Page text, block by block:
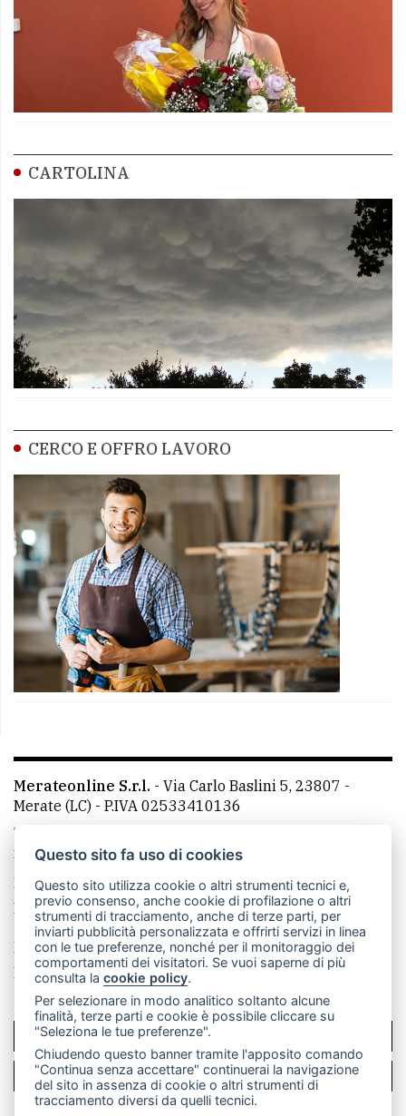
CARTOLINA
CERCO E OFFRO LAVORO
Merateonline S.r.l. - Via Carlo Baslini 5, 23807 -
Merate (LC) - P.IVA 02533410136
Telefono:
mail: redazione@merateonline.it
La redazione
CasateOnline LeccoOnline
RSS
Made by VIP
Privacy policy
Cookie policy
Rivedi le tue scelte sui cookie
SCRIVICI
PER LA TUA PUBBLICITÀ
Questo sito fa uso di cookies
Questo sito utilizza cookie o altri strumenti tecnici e,
previo consenso, anche cookie di profilazione o altri
strumenti di tracciamento, anche di terze parti, per
inviarti pubblicità personalizzata e offrirti servizi in linea
con le tue preferenze, nonché per il monitoraggio dei
comportamenti dei visitatori. Se vuoi saperne di più
consulta lacookie policy.
Per selezionare in modo analitico soltanto alcune
finalità, terze parti e cookie è possibile cliccare su
"Seleziona le tue preferenze".
Chiudendo questo banner tramite l'apposito comando
"Continua senza accettare" continuerai la navigazione
del sito in assenza di cookie o altri strumenti di
tracciamento diversi da quelli tecnici.